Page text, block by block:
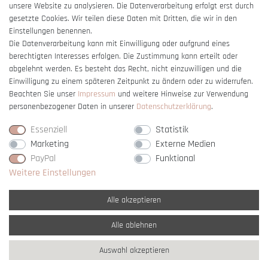
Vertrag widerrufen
* Alle Preise verstehen sich inkl. gesetzl. MwSt. undzzgl. Versandkosten
** Nur innerhalb Deutschlands© copyright 2007-2026 Schmuck Krone / Alle
unsere Website zu analysieren. Die Datenverarbeitung erfolgt erst durch
gesetzte Cookies. Wir teilen diese Daten mit Dritten, die wir in den
Einstellungen benennen.
Die Datenverarbeitung kann mit Einwilligung oder aufgrund eines
berechtigten Interesses erfolgen. Die Zustimmung kann erteilt oder
abgelehnt werden. Es besteht das Recht, nicht einzuwilligen und die
Einwilligung zu einem späteren Zeitpunkt zu ändern oder zu widerrufen.
Beachten Sie unser Impressum und weitere Hinweise zur Verwendung
personenbezogener Daten in unserer Daten­schutz­erklärung.
Essenziell
Statistik
Marketing
Externe Medien
PayPal
Funktional
Weitere Einstellungen
Alle akzeptieren
Alle ablehnen
Auswahl akzeptieren